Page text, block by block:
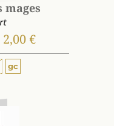
2,00 €
gc